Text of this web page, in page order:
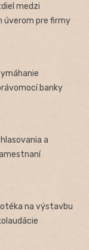
medzi
úverom pre firmy
banky
a
na výstavbu